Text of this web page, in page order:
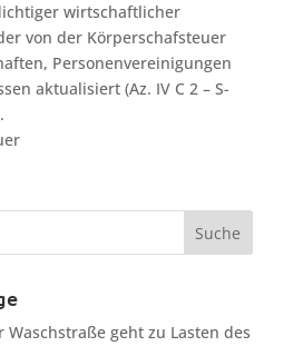
wirtschaftlicher
von der Körperschafsteuer
Personenvereinigungen
aktualisiert (Az. IV C 2 – S-
Waschstraße geht zu Lasten des